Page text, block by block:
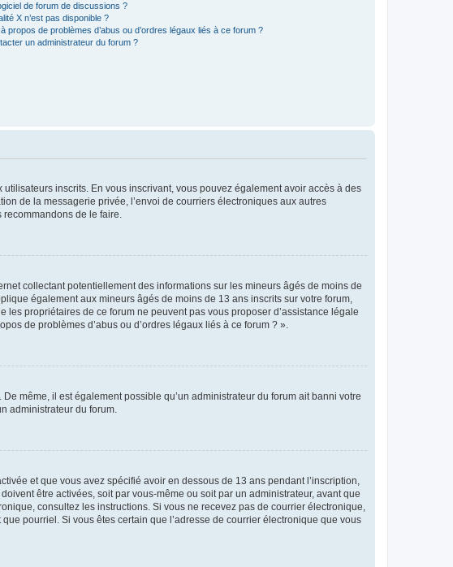
de forum de discussions ?
X n’est pas disponible ?
propos de problèmes d’abus ou d’ordres légaux liés à ce forum ?
un administrateur du forum ?
inscrits. En vous inscrivant, vous pouvez également avoir accès à des
de la messagerie privée, l’envoi de courriers électroniques aux autres
recommandons de le faire.
collectant potentiellement des informations sur les mineurs âgés de moins de
également aux mineurs âgés de moins de 13 ans inscrits sur votre forum,
propriétaires de ce forum ne peuvent pas vous proposer d’assistance légale
de problèmes d’abus ou d’ordres légaux liés à ce forum ? ».
même, il est également possible qu’un administrateur du forum ait banni votre
administrateur du forum.
et que vous avez spécifié avoir en dessous de 13 ans pendant l’inscription,
être activées, soit par vous-même ou soit par un administrateur, avant que
consultez les instructions. Si vous ne recevez pas de courrier électronique,
pourriel. Si vous êtes certain que l’adresse de courrier électronique que vous